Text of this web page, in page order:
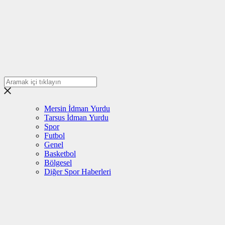
Mersin İdman Yurdu
Tarsus İdman Yurdu
Spor
Futbol
Genel
Basketbol
Bölgesel
Diğer Spor Haberleri